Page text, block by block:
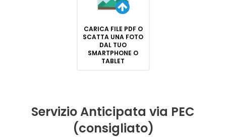
CARICA FILE PDF O
SCATTA UNA FOTO
DAL TUO
SMARTPHONE O
TABLET
Servizio Anticipata via PEC
(consigliato)